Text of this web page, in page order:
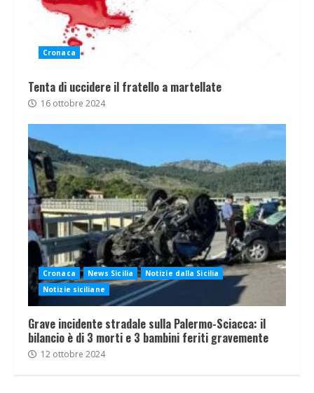
Cronaca
Tenta di uccidere il fratello a martellate
16 ottobre 2024
Cronaca News Sicilia
Notizie dalla Sicilia
Notizie siciliane
Grave incidente stradale sulla Palermo-Sciacca: il
bilancio è di 3 morti e 3 bambini feriti gravemente
12 ottobre 2024